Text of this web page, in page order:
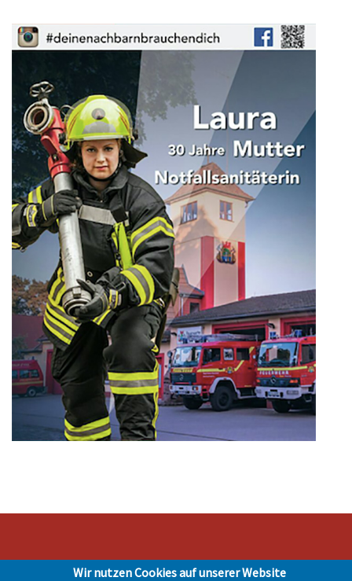
Stadt Hohen Neuendorf • Oranienburger Str. 2 • 16540 Hohen Neuendorf •
Wir nutzen Cookies auf unserer Website